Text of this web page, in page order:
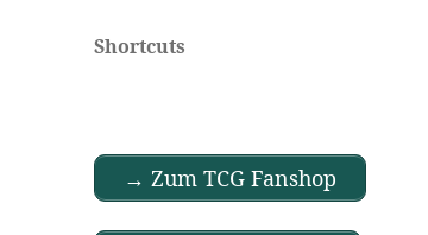
Shortcuts
→ Zum TCG Fanshop